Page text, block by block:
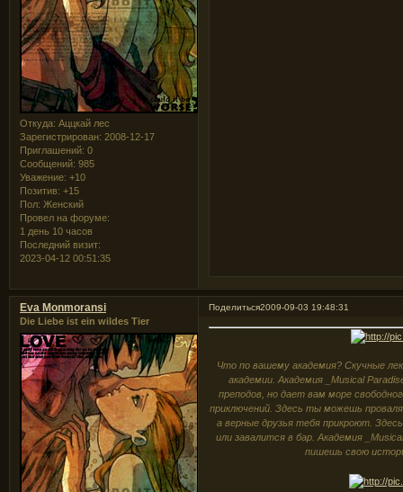
Откуда: Аццкай лес
Зарегистрирован: 2008-12-17
Приглашений: 0
Сообщений: 985
Уважение: +10
Позитив: +15
Пол: Женский
Провел на форуме:
1 день 10 часов
Последний визит:
2023-04-12 00:51:35
Поделиться2009-09-03 19:48:31
Eva Monmoransi
Die Liebe ist ein wildes Tier
Что по вашему академия? Скучные
академии. Академия _Musical
преподов, но дает вам море
приключений. Здесь ты можешь
а верные друзья тебя прикроют.
или завалится в бар. Академия
пишешь свою